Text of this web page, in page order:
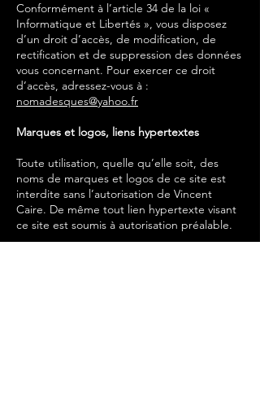
Conformément à l’article 34 de la loi «
Informatique et Libertés », vous disposez
d’un droit d’accès, de modification, de
rectification et de suppression des données
vous concernant. Pour exercer ce droit
d’accès, adressez-vous à :
nomadesques@yahoo.fr
Marques et logos, liens hypertextes
Toute utilisation, quelle qu’elle soit, des
noms de marques et logos de ce site est
interdite sans l’autorisation de Vincent
Caire. De même tout lien hypertexte visant
ce site est soumis à autorisation préalable.